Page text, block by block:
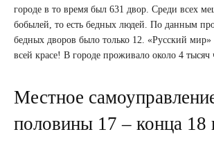
городе в то время был 631 двор. Среди всех
бобылей, то есть бедных людей. По данным
бедных дворов было только 12. «Русский мир»
всей красе! В городе проживало около 4 тысяч
Местное
половины 17 – конца 18